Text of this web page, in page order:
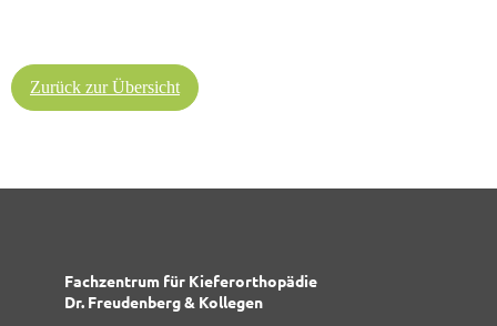
Zurück zur Übersicht
Fachzentrum für Kieferorthopädie
Dr. Freudenberg & Kollegen